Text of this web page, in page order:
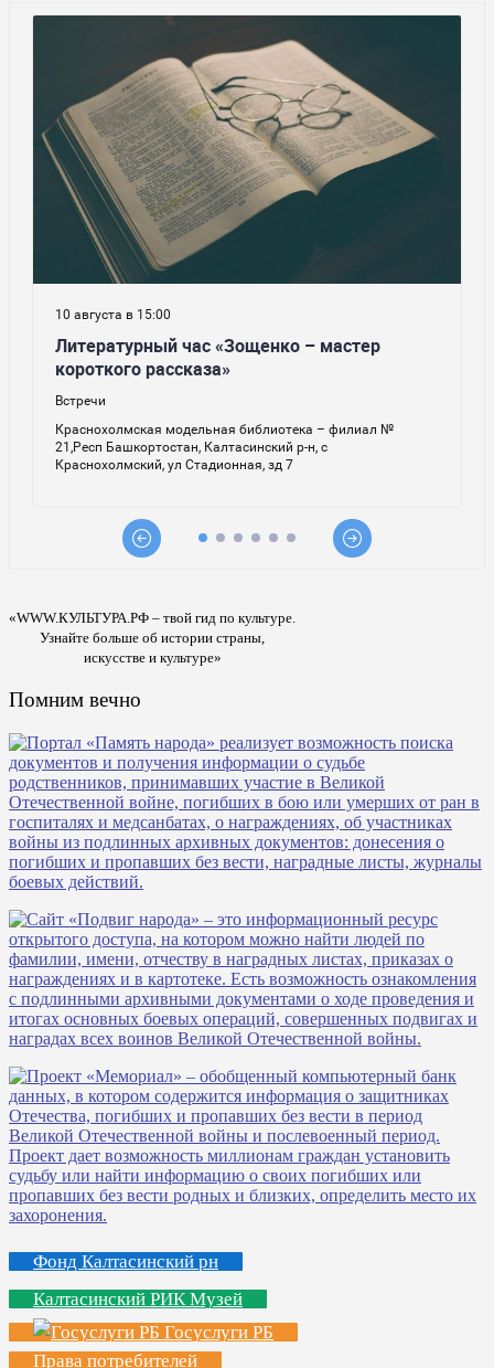
«WWW.КУЛЬТУРА.РФ – твой гид по культуре.
Узнайте больше об истории страны,
искусстве и культуре»
Помним вечно
Фонд Калтасинский рн
Калтасинский РИК Музей
Госуслуги РБ
Права потребителей